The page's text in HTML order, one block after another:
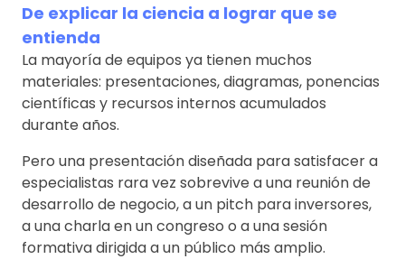
De explicar la ciencia a lograr que se
entienda
La mayoría de equipos ya tienen muchos
materiales: presentaciones, diagramas, ponencias
científicas y recursos internos acumulados
durante años.
Pero una presentación diseñada para satisfacer a
especialistas rara vez sobrevive a una reunión de
desarrollo de negocio, a un pitch para inversores,
a una charla en un congreso o a una sesión
formativa dirigida a un público más amplio.